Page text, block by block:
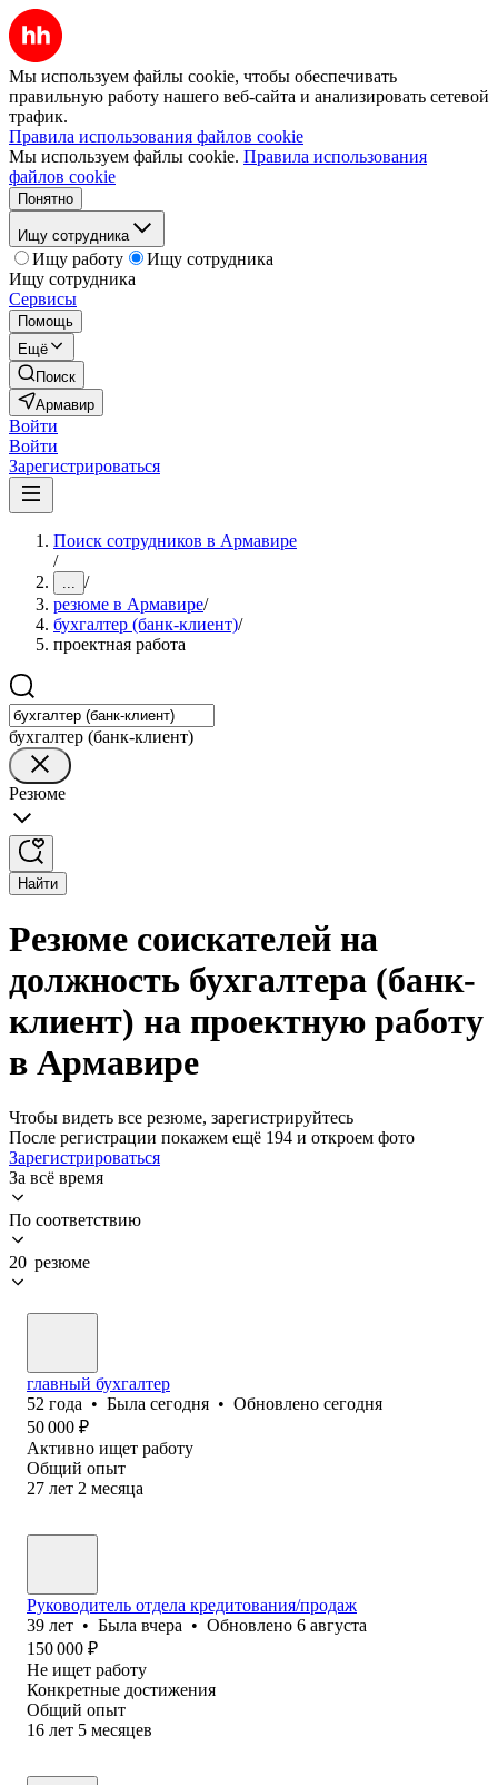
Мы используем файлы cookie, чтобы обеспечивать
правильную работу нашего веб-сайта и анализировать сетевой
трафик.
Правила использования файлов cookie
Мы используем файлы cookie. Правила использования
файлов cookie
Понятно
Ищу сотрудника
Ищу работу
Ищу сотрудника
Ищу сотрудника
Сервисы
Помощь
Ещё
Поиск
Армавир
Войти
Войти
Зарегистрироваться
Поиск сотрудников в Армавире
/
... /
резюме в Армавире/
бухгалтер (банк-клиент)/
проектная работа
бухгалтер (банк-клиент)
Резюме
Найти
Резюме соискателей на
должность бухгалтера (банк-
клиент) на проектную работу
в Армавире
Чтобы видеть все резюме, зарегистрируйтесь
После регистрации покажем ещё 194 и откроем фото
Зарегистрироваться
За всё время
По соответствию
20 резюме
главный бухгалтер
52 года • Была сегодня • Обновлено сегодня
50 000 ₽
Активно ищет работу
Общий опыт
27 лет 2 месяца
Руководитель отдела кредитования/продаж
39 лет • Была вчера • Обновлено 6 августа
150 000 ₽
Не ищет работу
Конкретные достижения
Общий опыт
16 лет 5 месяцев